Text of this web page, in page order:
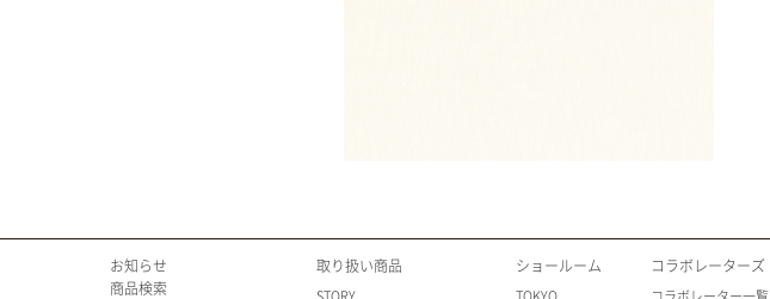
お知らせ
商品検索
取り扱い商品
STORY
ショールーム
TOKYO
コラボレーターズ
コラボレーター一覧